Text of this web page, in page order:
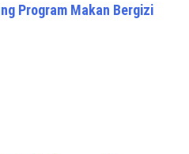
Program Makan Bergizi